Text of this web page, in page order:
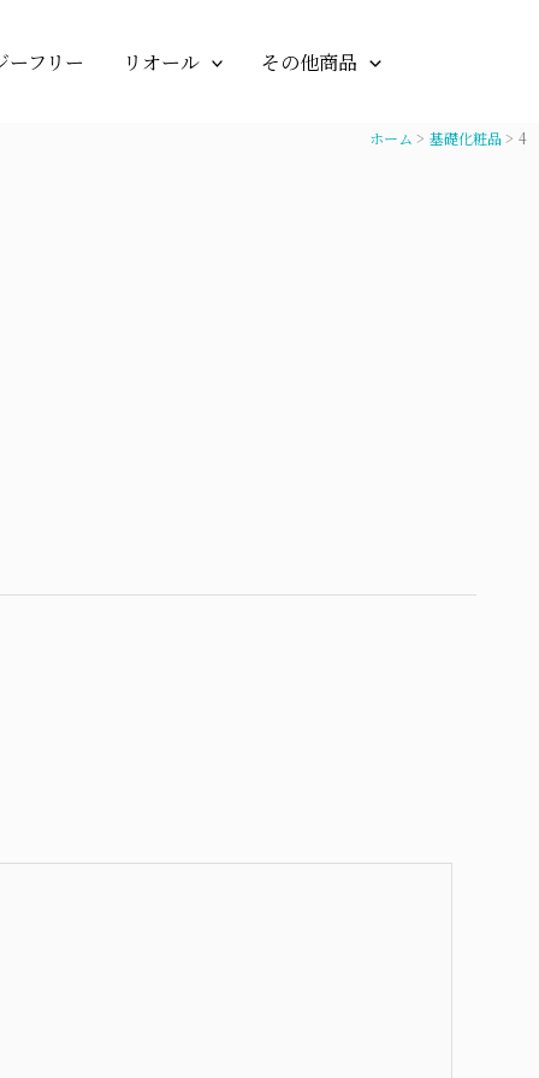
ーフリー リオール その他商品
ホーム 基礎化粧品 4